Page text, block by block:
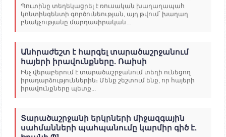
Պուտինը տեղեկացրել է ռուսական խաղաղապահ
կոնտինգենտի գործունեության, այդ թվում՝ խաղաղ
բնակչությանը մարդասիրական...
Անհրաժեշտ է հարգել տարածաշրջանում
հայերի իրավունքները. Ռաիսի
Ինչ վերաբերում է տարածաշրջանում տեղի ունեցող
իրադարձություններին։ Մենք շեշտում ենք, որ հայերի
իրավունքները պետք...
Տարածաշրջանի երկրների միջազգային
սահմանների պահպանումը կարմիր գիծ է.